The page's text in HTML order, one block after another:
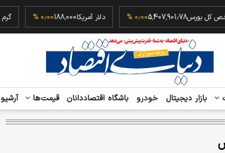
شاخص کل بورس5,407,901.78۰٫۰۰ % دلار آمریکا188,000۰٫۰۰ %
بازار دیجیتال خودرو باشگاه اقتصاددانان قیمت‌ها آرشیو